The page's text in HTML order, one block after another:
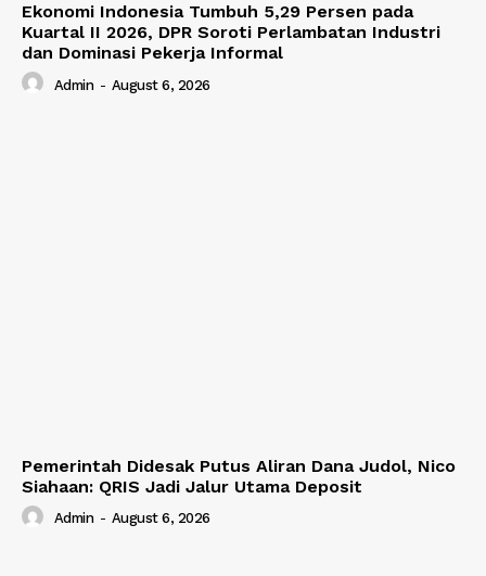
Ekonomi Indonesia Tumbuh 5,29 Persen pada
Kuartal II 2026, DPR Soroti Perlambatan Industri
dan Dominasi Pekerja Informal
Admin - August 6, 2026
Pemerintah Didesak Putus Aliran Dana Judol, Nico
Siahaan: QRIS Jadi Jalur Utama Deposit
Admin - August 6, 2026